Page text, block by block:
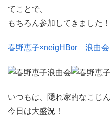
てことで、
もちろん参加してきました！
春野恵子×neigHBor 浪曲
いつもは、隠れ家的なこじ
今日は大盛況！